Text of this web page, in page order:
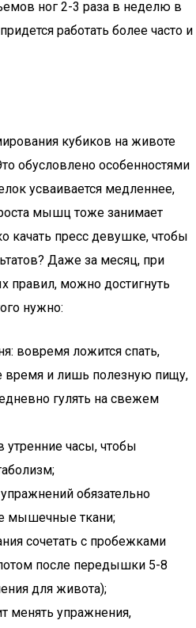
ног 2-3 раза в неделю в
работать более часто и
кубиков на животе
обусловлено особенностями
усваивается медленнее,
мышц тоже занимает
качать пресс девушке, чтобы
Даже за месяц, при
правил, можно достигнуть
нужно:
вовремя ложится спать,
время и лишь полезную пищу,
гулять на свежем
утренние часы, чтобы
обязательно
мышечные ткани;
сочетать с пробежками
после передышки 5-8
для живота);
менять упражнения,